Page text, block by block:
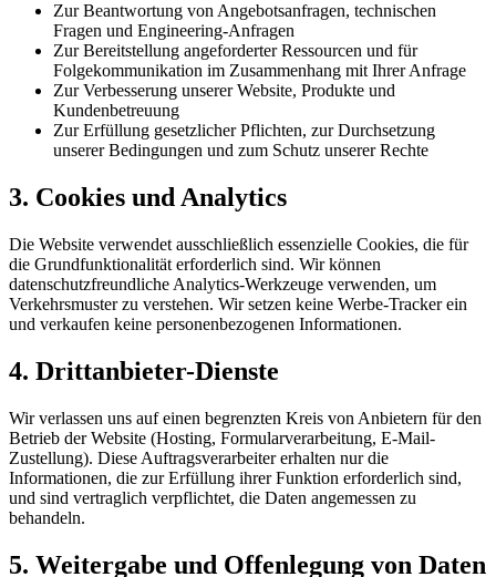
Zur Beantwortung von Angebotsanfragen, technischen
Fragen und Engineering-Anfragen
Zur Bereitstellung angeforderter Ressourcen und für
Folgekommunikation im Zusammenhang mit Ihrer Anfrage
Zur Verbesserung unserer Website, Produkte und
Kundenbetreuung
Zur Erfüllung gesetzlicher Pflichten, zur Durchsetzung
unserer Bedingungen und zum Schutz unserer Rechte
3. Cookies und Analytics
Die Website verwendet ausschließlich essenzielle Cookies, die für
die Grundfunktionalität erforderlich sind. Wir können
datenschutzfreundliche Analytics-Werkzeuge verwenden, um
Verkehrsmuster zu verstehen. Wir setzen keine Werbe-Tracker ein
und verkaufen keine personenbezogenen Informationen.
4. Drittanbieter-Dienste
Wir verlassen uns auf einen begrenzten Kreis von Anbietern für den
Betrieb der Website (Hosting, Formularverarbeitung, E-Mail-
Zustellung). Diese Auftragsverarbeiter erhalten nur die
Informationen, die zur Erfüllung ihrer Funktion erforderlich sind,
und sind vertraglich verpflichtet, die Daten angemessen zu
behandeln.
5. Weitergabe und Offenlegung von Daten